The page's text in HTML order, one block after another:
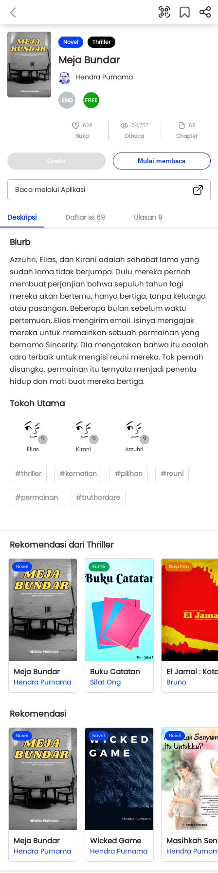
Novel Thriller
Meja Bundar
Hendra Purnama
629
Suka
54,757
Dibaca
69
Chapter
Gratis Mulai membaca
Baca melalui Aplikasi
Deskripsi Daftar isi 69 Ulasan 9
Blurb
Azzuhri, Elias, dan Kirani adalah sahabat lama yang
sudah lama tidak berjumpa. Dulu mereka pernah
membuat perjanjian bahwa sepuluh tahun lagi
mereka akan bertemu, hanya bertiga, tanpa keluarga
atau pasangan. Beberapa bulan sebelum waktu
pertemuan, Elias mengirim email. isinya mengajak
mereka untuk memainkan sebuah permainan yang
bernama Sincerity. Dia mengatakan bahwa itu adalah
cara terbaik untuk mengisi reuni mereka. Tak pernah
disangka, permainan itu ternyata menjadi penentu
hidup dan mati buat mereka bertiga.
Tokoh Utama
Elias Kirani Azzuhri
#thriller #kematian #pilihan #reuni
#permainan #truthordare
Rekomendasi dari Thriller
Novel
Meja Bundar
Hendra Purnama
Komik
Buku Catatan
Sifat Ong
Skrip Film
Bruno
Rekomendasi
Novel
Meja Bundar
Hendra Purnama
Novel
Wicked Game
Hendra Purnama
Novel
Hendra